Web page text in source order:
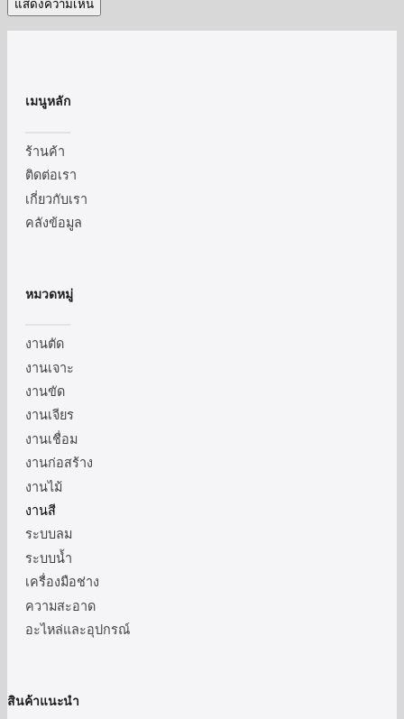
เมนูหลัก
ร้านค้า
ติดต่อเรา
เกี่ยวกับเรา
คลังข้อมูล
หมวดหมู่
งานตัด
งานเจาะ
งานขัด
งานเจียร
งานเชื่อม
งานก่อสร้าง
งานไม้
งานสี
ระบบลม
ระบบน้ำ
เครื่องมือช่าง
ความสะอาด
อะไหล่และอุปกรณ์
สินค้าแนะนำ